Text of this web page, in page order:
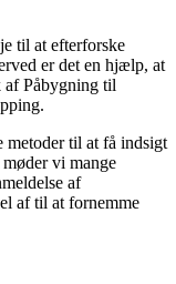
til at efterforske
er det en hjælp, at
af Påbygning til
til at få indsigt
vi mange
af
af til at fornemme